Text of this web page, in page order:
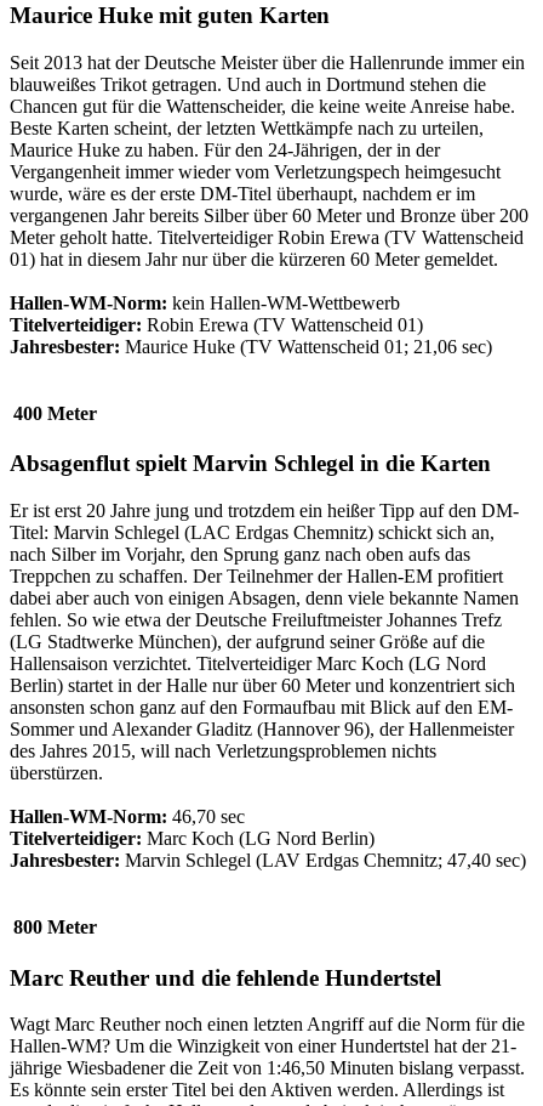
Maurice Huke mit guten Karten
Seit 2013 hat der Deutsche Meister über die Hallenrunde immer ein
blauweißes Trikot getragen. Und auch in Dortmund stehen die
Chancen gut für die Wattenscheider, die keine weite Anreise habe.
Beste Karten scheint, der letzten Wettkämpfe nach zu urteilen,
Maurice Huke zu haben. Für den 24-Jährigen, der in der
Vergangenheit immer wieder vom Verletzungspech heimgesucht
wurde, wäre es der erste DM-Titel überhaupt, nachdem er im
vergangenen Jahr bereits Silber über 60 Meter und Bronze über 200
Meter geholt hatte. Titelverteidiger Robin Erewa (TV Wattenscheid
01) hat in diesem Jahr nur über die kürzeren 60 Meter gemeldet.
Hallen-WM-Norm: kein Hallen-WM-Wettbewerb
Titelverteidiger: Robin Erewa (TV Wattenscheid 01)
Jahresbester: Maurice Huke (TV Wattenscheid 01; 21,06 sec)
400 Meter
Absagenflut spielt Marvin Schlegel in die Karten
Er ist erst 20 Jahre jung und trotzdem ein heißer Tipp auf den DM-
Titel: Marvin Schlegel (LAC Erdgas Chemnitz) schickt sich an,
nach Silber im Vorjahr, den Sprung ganz nach oben aufs das
Treppchen zu schaffen. Der Teilnehmer der Hallen-EM profitiert
dabei aber auch von einigen Absagen, denn viele bekannte Namen
fehlen. So wie etwa der Deutsche Freiluftmeister Johannes Trefz
(LG Stadtwerke München), der aufgrund seiner Größe auf die
Hallensaison verzichtet. Titelverteidiger Marc Koch (LG Nord
Berlin) startet in der Halle nur über 60 Meter und konzentriert sich
ansonsten schon ganz auf den Formaufbau mit Blick auf den EM-
Sommer und Alexander Gladitz (Hannover 96), der Hallenmeister
des Jahres 2015, will nach Verletzungsproblemen nichts
überstürzen.
Hallen-WM-Norm: 46,70 sec
Titelverteidiger: Marc Koch (LG Nord Berlin)
Jahresbester: Marvin Schlegel (LAV Erdgas Chemnitz; 47,40 sec)
800 Meter
Marc Reuther und die fehlende Hundertstel
Wagt Marc Reuther noch einen letzten Angriff auf die Norm für die
Hallen-WM? Um die Winzigkeit von einer Hundertstel hat der 21-
jährige Wiesbadener die Zeit von 1:46,50 Minuten bislang verpasst.
Es könnte sein erster Titel bei den Aktiven werden. Allerdings ist